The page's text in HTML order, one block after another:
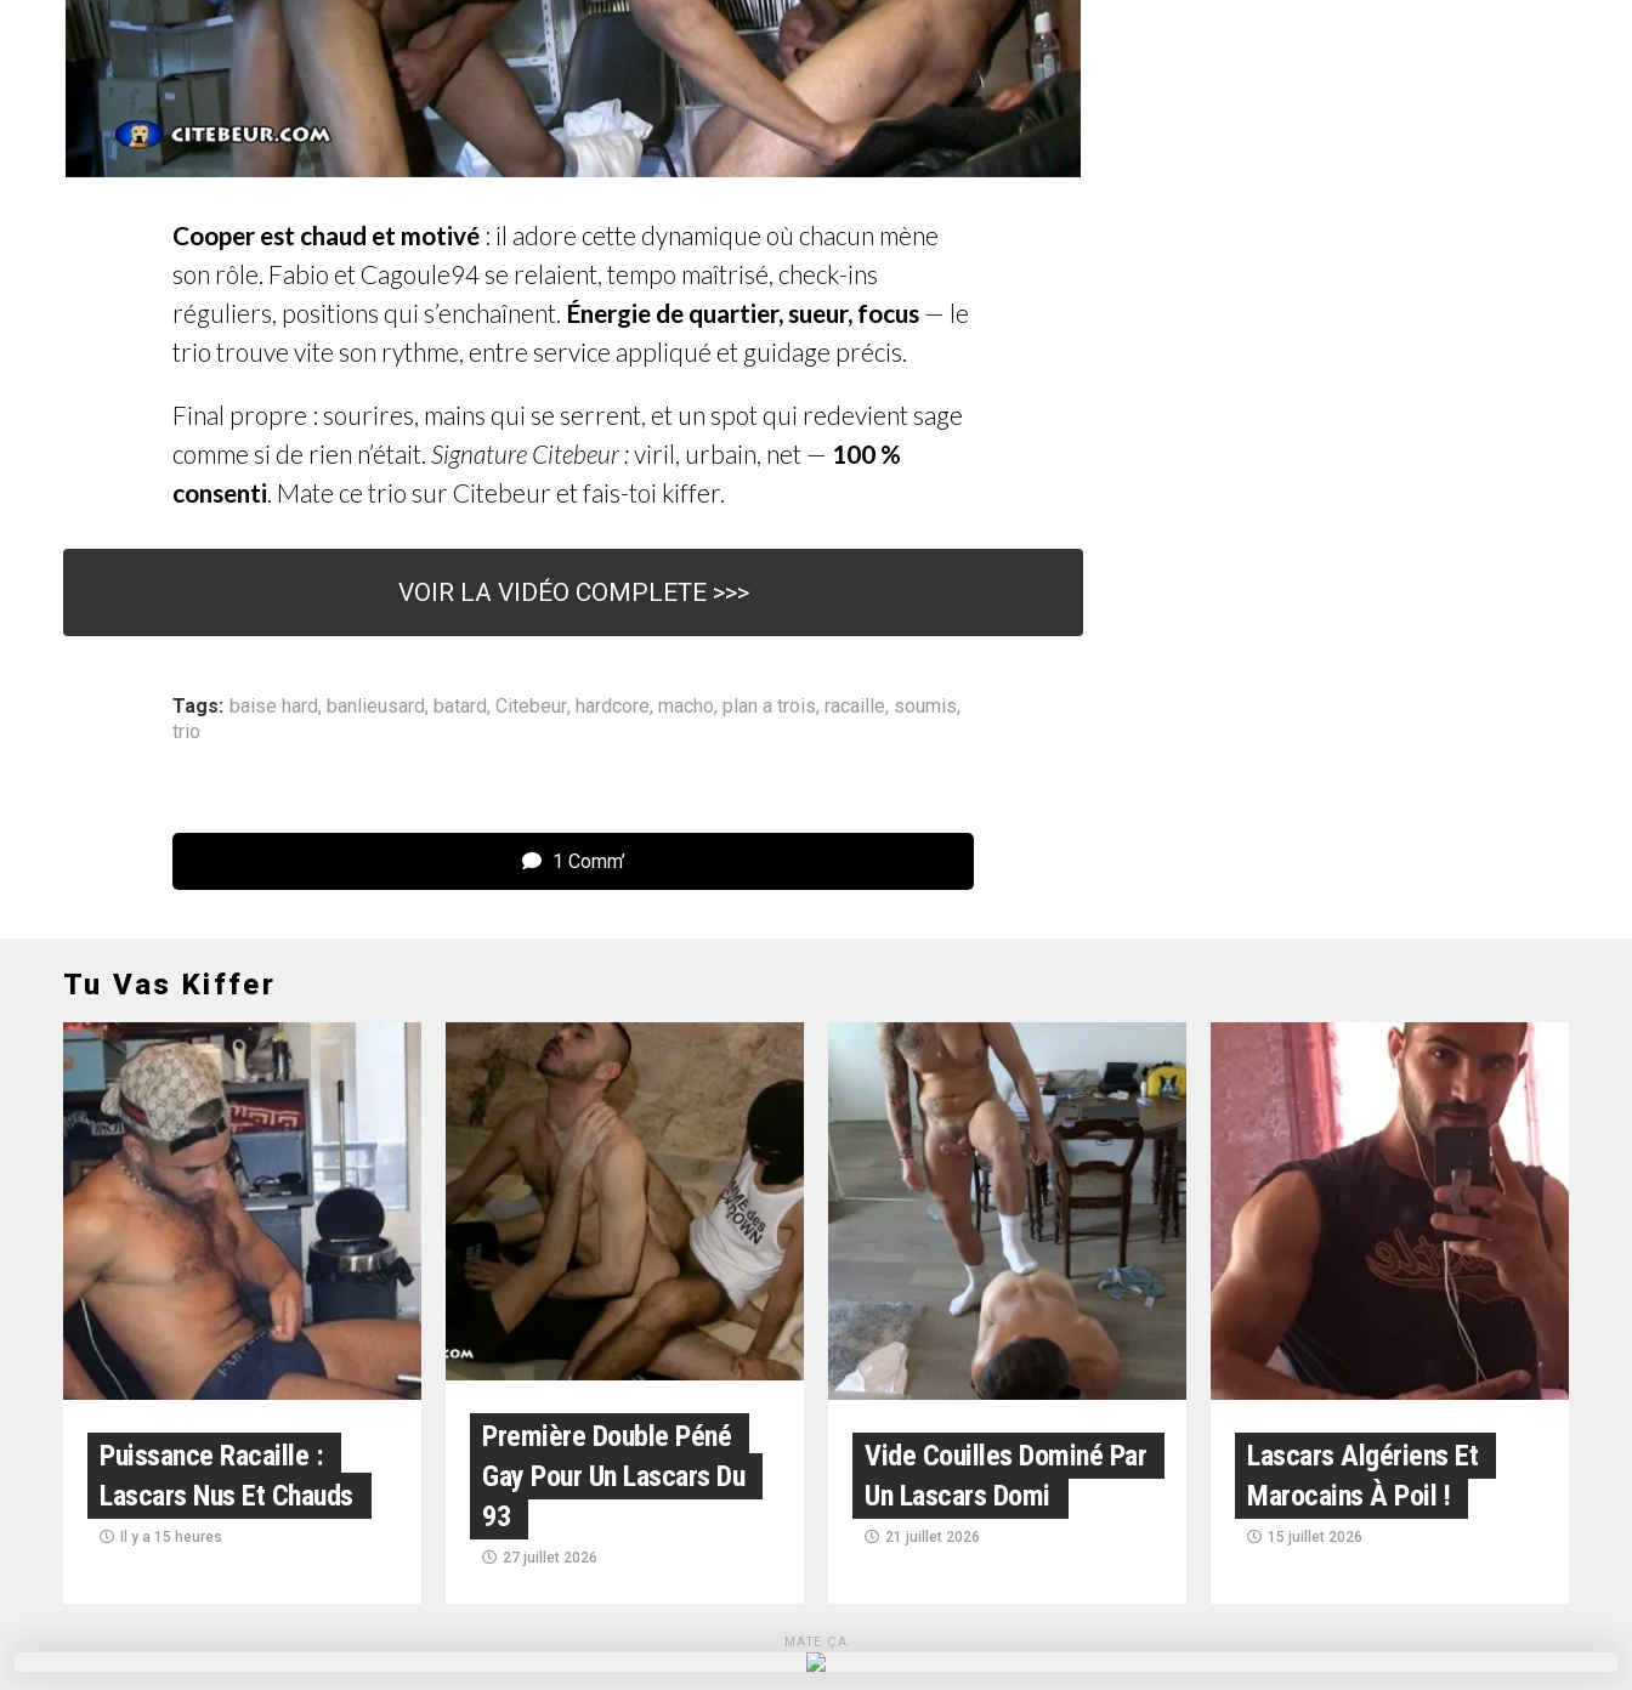
Cooper est chaud et motivé : il adore cette dynamique où chacun mène
son rôle. Fabio et Cagoule94 se relaient, tempo maîtrisé, check-ins
réguliers, positions qui s’enchaînent. Énergie de quartier, sueur, focus — le
trio trouve vite son rythme, entre service appliqué et guidage précis.
Final propre : sourires, mains qui se serrent, et un spot qui redevient sage
comme si de rien n’était. Signature Citebeur :viril, urbain, net — 100 %
consenti . Mate ce trio sur Citebeur et fais-toi kiffer.
VOIR LA VIDÉO COMPLETE >>>
Tags: baise hard, banlieusard, batard, Citebeur, hardcore, macho, plan a trois, racaille, soumis,
trio
1 Comm’
Tu Vas Kiffer
Puissance Racaille :
Lascars Nus Et Chauds
Il y a 15 heures
Première Double Péné
Gay Pour Un Lascars Du
93
27 juillet 2026
Vide Couilles Dominé Par
Un Lascars Domi
21 juillet 2026
Lascars Algériens Et
Marocains À Poil !
15 juillet 2026
MATE ÇA